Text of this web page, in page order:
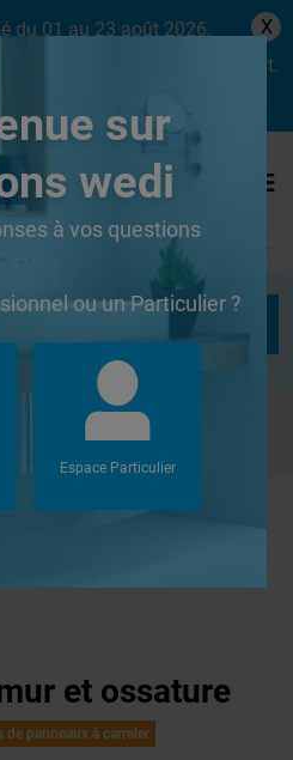
du 01 au 23 août 2026.
retrouver dès le lundi 24 août.
X
Se connecter
de panneaux à carreler
metallique
et ossature
de panneaux à carreler
sur
wedi
à vos questions
ou un Particulier ?
Espace Particulier